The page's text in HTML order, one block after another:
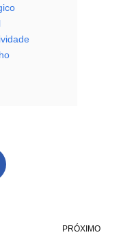
PRÓXIMO